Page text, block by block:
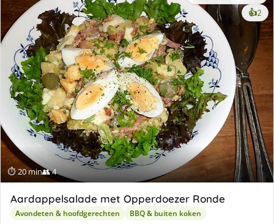
⏱ 20 min👥 4
👍2
Aardappelsalade met Opperdoezer Ronde
Avondeten & hoofdgerechten BBQ & buiten koken